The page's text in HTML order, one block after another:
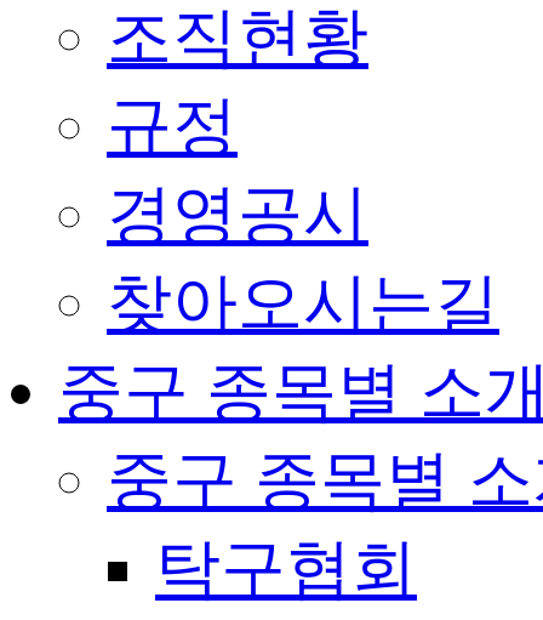
조직현황
규정
경영공시
찾아오시는길
중구 종목별 소
중구 종목별
탁구협회